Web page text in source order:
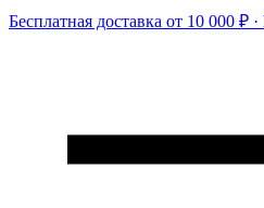
Бесплатная доставка от 10 000